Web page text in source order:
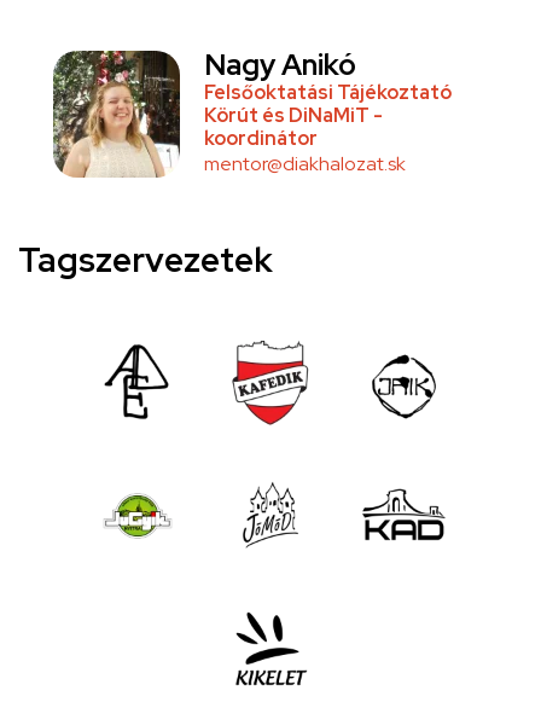
Nagy Anikó
Felsőoktatási Tájékoztató
Körút és DiNaMiT -
koordinátor
mentor@diakhalozat.sk
Tagszervezetek